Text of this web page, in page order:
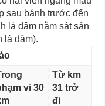
sau bánh trước đến
lá đậm nằm sát sàn
lá đậm).
vi 30
Từ km
31 trở
đi